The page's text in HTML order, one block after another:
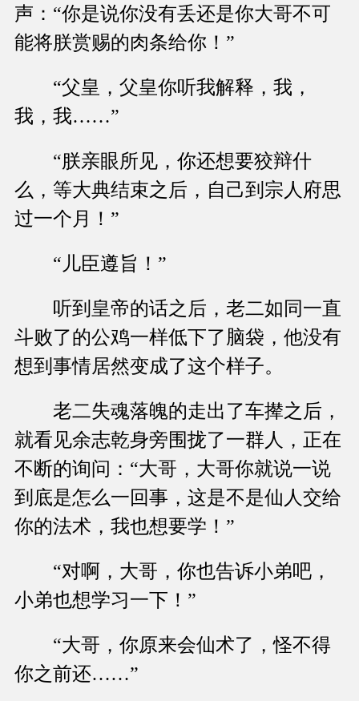
声：“你是说你没有丢还是你大哥不可
能将朕赏赐的肉条给你！”
“父皇，父皇你听我解释，我，
我，我……”
“朕亲眼所见，你还想要狡辩什
么，等大典结束之后，自己到宗人府思
过一个月！”
“儿臣遵旨！”
听到皇帝的话之后，老二如同一直
斗败了的公鸡一样低下了脑袋，他没有
想到事情居然变成了这个样子。
老二失魂落魄的走出了车撵之后，
就看见余志乾身旁围拢了一群人，正在
不断的询问：“大哥，大哥你就说一说
到底是怎么一回事，这是不是仙人交给
你的法术，我也想要学！”
“对啊，大哥，你也告诉小弟吧，
小弟也想学习一下！”
“大哥，你原来会仙术了，怪不得
你之前还……”